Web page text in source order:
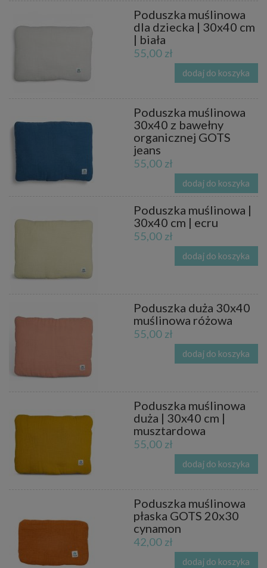
Poduszka muślinowa
dla dziecka | 30x40 cm
| biała
55,00 zł
dodaj do koszyka
Poduszka muślinowa
30x40 z bawełny
organicznej GOTS
jeans
55,00 zł
dodaj do koszyka
Poduszka muślinowa |
30x40 cm | ecru
55,00 zł
dodaj do koszyka
Poduszka duża 30x40
muślinowa różowa
55,00 zł
dodaj do koszyka
Poduszka muślinowa
duża | 30x40 cm |
musztardowa
55,00 zł
dodaj do koszyka
Poduszka muślinowa
płaska GOTS 20x30
cynamon
42,00 zł
dodaj do koszyka